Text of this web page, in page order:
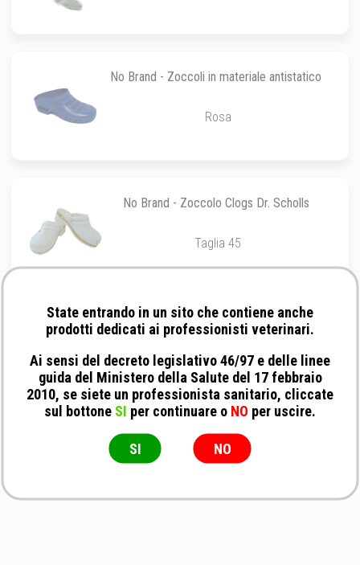
No Brand - Zoccoli in materiale antistatico
Rosa
No Brand - Zoccolo Clogs Dr. Scholls
Taglia 45
State entrando in un sito che contiene anche
prodotti dedicati ai professionisti veterinari.
Ai sensi del decreto legislativo 46/97 e delle linee
guida del Ministero della Salute del 17 febbraio
2010, se siete un professionista sanitario, cliccate
sul bottone SI per continuare o NO per uscire.
SI NO